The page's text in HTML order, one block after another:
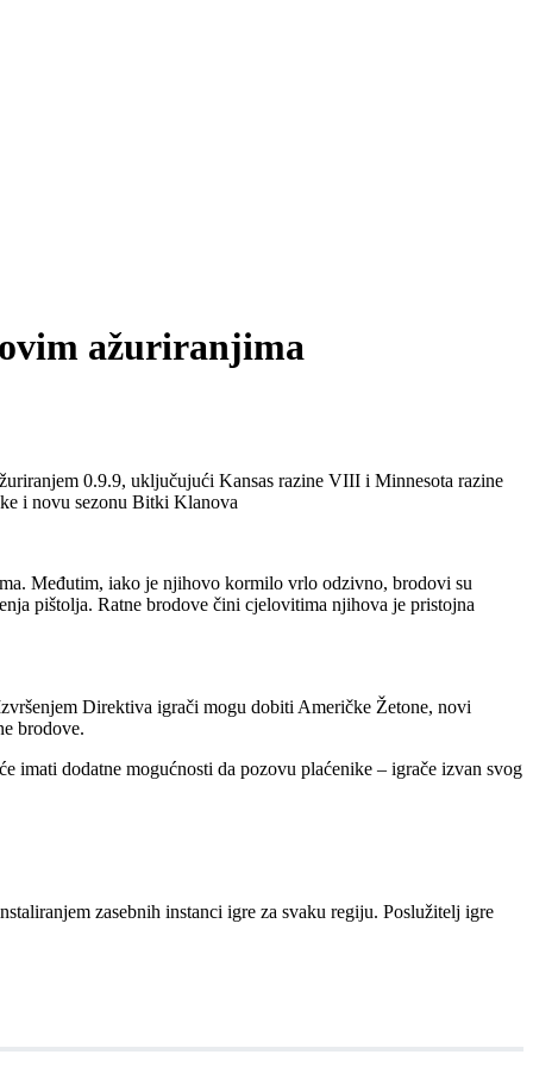
ažuriranjima
0.9.9, uključujući Kansas razine VIII i Minnesota razine
i novu sezonu Bitki Klanova
Međutim, iako je njihovo kormilo vrlo odzivno, brodovi su
pištolja. Ratne brodove čini cjelovitima njihova je pristojna
Direktiva igrači mogu dobiti Američke Žetone, novi
brodove.
dodatne mogućnosti da pozovu plaćenike – igrače izvan svog
zasebnih instanci igre za svaku regiju. Poslužitelj igre